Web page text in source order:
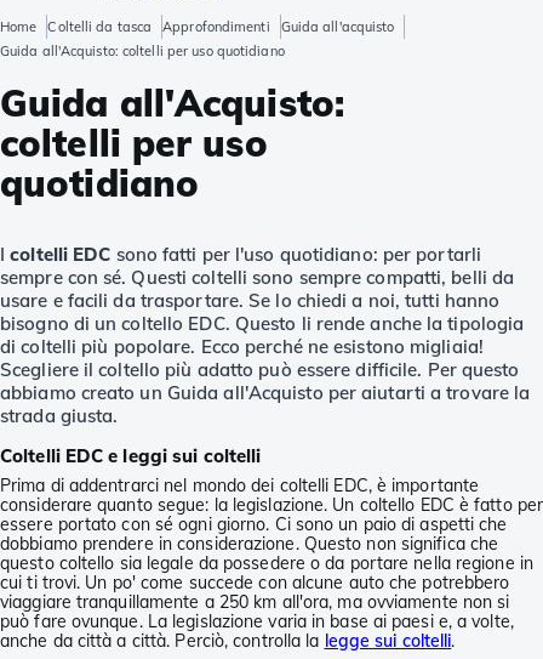
Home Coltelli da tasca Approfondimenti
Guida all'acquisto
Guida all'Acquisto: coltelli per uso quotidiano
Guida all'Acquisto:
coltelli per uso
quotidiano
Icoltelli EDC sono fatti per l'uso quotidiano: per portarli
sempre con sé. Questi coltelli sono sempre compatti, belli da
usare e facili da trasportare. Se lo chiedi a noi, tutti hanno
bisogno di un coltello EDC. Questo li rende anche la tipologia
di coltelli più popolare. Ecco perché ne esistono migliaia!
Scegliere il coltello più adatto può essere difficile. Per questo
abbiamo creato un Guida all'Acquisto per aiutarti a trovare la
strada giusta.
Coltelli EDC e leggi sui coltelli
Prima di addentrarci nel mondo dei coltelli EDC, è importante
considerare quanto segue: la legislazione. Un coltello EDC è fatto per
essere portato con sé ogni giorno. Ci sono un paio di aspetti che
dobbiamo prendere in considerazione. Questo non significa che
questo coltello sia legale da possedere o da portare nella regione in
cui ti trovi. Un po' come succede con alcune auto che potrebbero
viaggiare tranquillamente a 250 km all'ora, ma ovviamente non si
può fare ovunque. La legislazione varia in base ai paesi e, a volte,
anche da città a città. Perciò, controlla la legge sui coltelli.